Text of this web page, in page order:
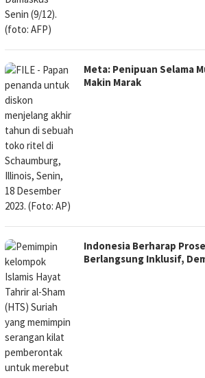
Meta: Penipuan Selama
Makin Marak
Indonesia Berharap
Berlangsung Inklusif,